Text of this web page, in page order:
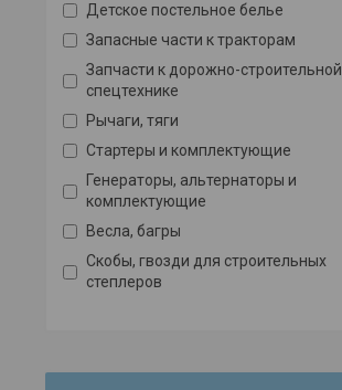
Детское постельное белье
Запасные части к тракторам
Запчасти к дорожно-строительной
спецтехнике
Рычаги, тяги
Стартеры и комплектующие
Генераторы, альтернаторы и
комплектующие
Весла, багры
Скобы, гвозди для строительных
степлеров